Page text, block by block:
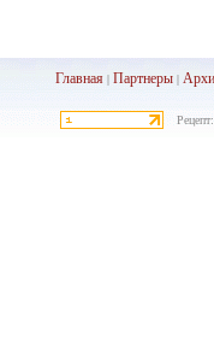
Главная |Партнеры |